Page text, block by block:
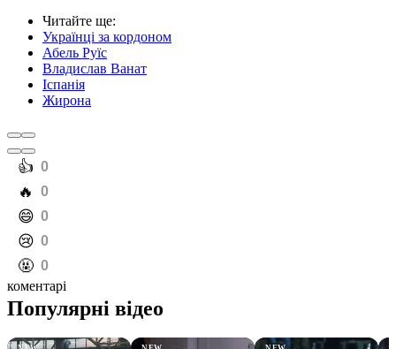
Читайте ще:
Українці за кордоном
Абель Руїс
Владислав Ванат
Іспанія
Жирона
️👍 0
️🔥 0
️😄 0
️😢 0
️🤬 0
коментарі